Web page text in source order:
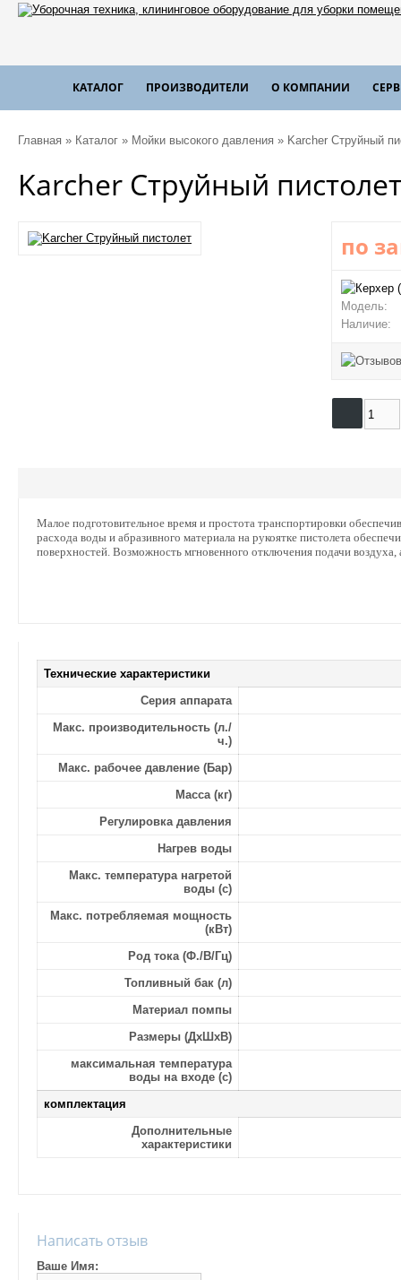
КАТАЛОГ ПРОИЗВОДИТЕЛИ О КОМПАНИИ
Главная » Каталог » Мойки высокого давления » Karcher Струйный
Karcher Струйный пистолет
по
Модель:
Наличие:
Малое подготовительное время и простота транспортировки
расхода воды и абразивного материала на рукоятке пистолета
поверхностей. Возможность мгновенного отключения подачи
Технические характеристики
Серия аппарата
Макс. производительность (л./
ч.)
Макс. рабочее давление (Бар)
Масса (кг)
Регулировка давления
Нагрев воды
Макс. температура нагретой
воды (с)
Макс. потребляемая мощность
(кВт)
Род тока (Ф./В/Гц)
Топливный бак (л)
Материал помпы
Размеры (ДхШхВ)
максимальная температура
воды на входе (с)
комплектация
Дополнительные
характеристики
Написать отзыв
Ваше Имя: